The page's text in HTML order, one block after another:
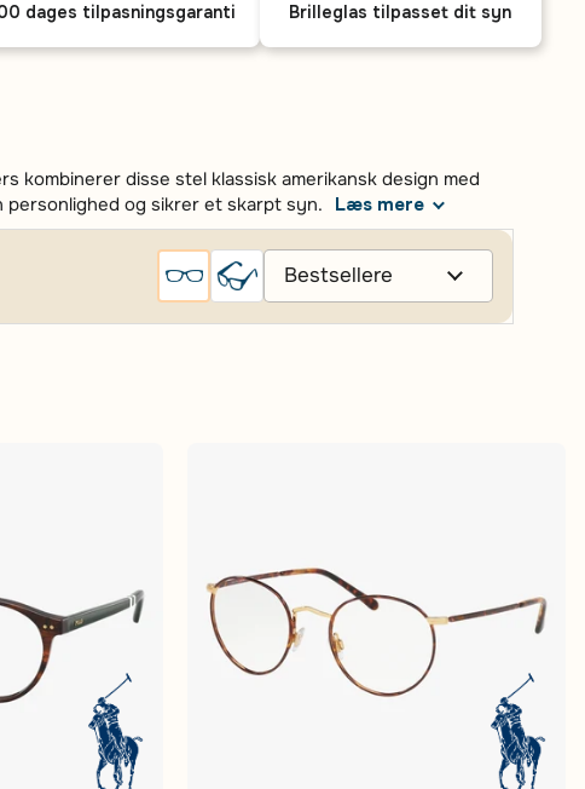
dages tilpasningsgaranti Brilleglas tilpasset dit syn
kombinerer disse stel klassisk amerikansk design med
og sikrer et skarpt syn. Læs mere